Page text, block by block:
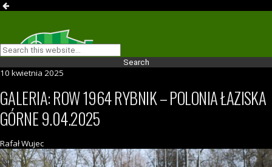
10 kwietnia 2025
GALERIA: ROW 1964 RYBNIK – POLONIA ŁAZISKA
GÓRNE 9.04.2025
Rafał Wujec